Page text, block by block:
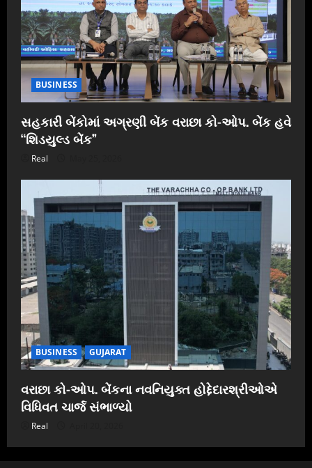
BUSINESS
સહકારી બેંકોમાં અગ્રણી બેંક વરાછા કો-ઓપ. બેંક હવે
“શિડયુલ્ડ બેંક”
Real
BUSINESS GUJARAT
વરાછા કો-ઓપ. બેંકના નવનિયુક્ત હોદ્દેદારશ્રીઓએ
વિધિવત ચાર્જ સંભાળ્યો
Real